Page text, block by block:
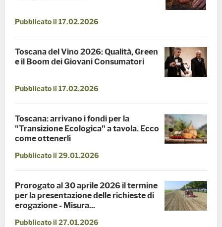
Pubblicato il 17.02.2026
Toscana del Vino 2026: Qualità, Green
e il Boom dei Giovani Consumatori
Pubblicato il 17.02.2026
Toscana: arrivano i fondi per la
"Transizione Ecologica" a tavola. Ecco
come ottenerli
Pubblicato il 29.01.2026
Prorogato al 30 aprile 2026 il termine
per la presentazione delle richieste di
erogazione - Misura...
Pubblicato il 27.01.2026